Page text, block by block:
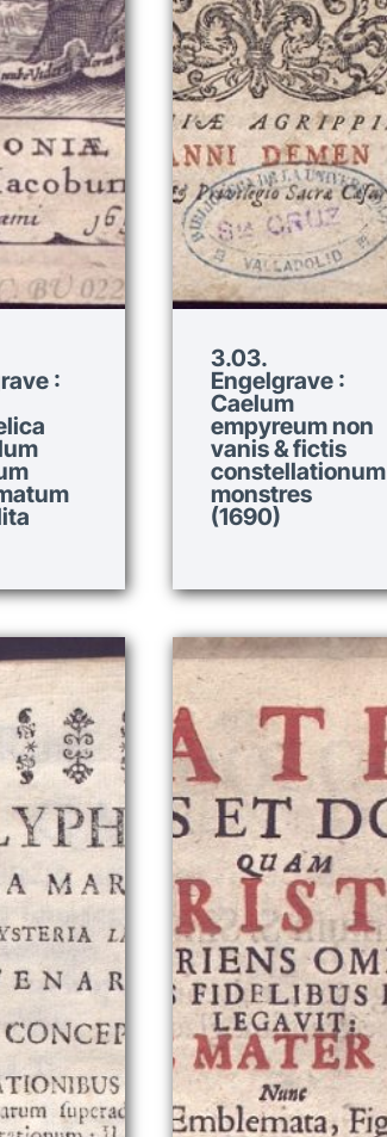
:
3.03.
Engelgrave :
Caelum
empyreum non
vanis & fictis
constellationum
monstres
(1690)